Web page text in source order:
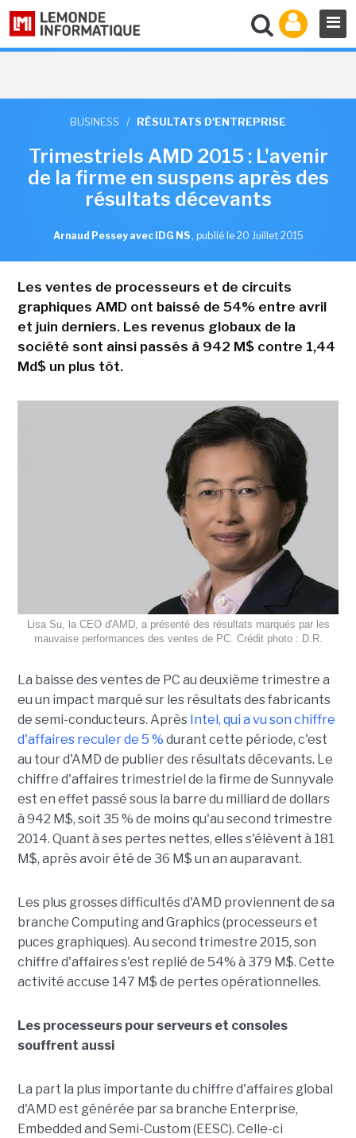
BUSINESS / RÉSULTATS D'ENTREPRISE
Trimestriels AMD 2015 : L'avenir
de la firme en suspens après des
résultats décevants
Arnaud Pessey avec IDG NS , publié le 20 Juillet 2015
Les ventes de processeurs et de circuits
graphiques AMD ont baissé de 54% entre avril
et juin derniers. Les revenus globaux de la
société sont ainsi passés à 942 M$ contre 1,44
Md$ un plus tôt.
Lisa Su, la CEO d'AMD, a présenté des résultats marqués par les
mauvaise performances des ventes de PC. Crédit photo : D.R.
La baisse des ventes de PC au deuxième trimestre a
eu un impact marqué sur les résultats des fabricants
de semi-conducteurs. Après Intel, qui a vu son chiffre
d'affaires reculer de 5 % durant cette période, c'est
au tour d'AMD de publier des résultats décevants. Le
chiffre d'affaires trimestriel de la firme de Sunnyvale
est en effet passé sous la barre du milliard de dollars
à 942 M$, soit 35 % de moins qu'au second trimestre
2014. Quant à ses pertes nettes, elles s'élèvent à 181
M$, après avoir été de 36 M$ un an auparavant.
Les plus grosses difficultés d'AMD proviennent de sa
branche Computing and Graphics (processeurs et
puces graphiques). Au second trimestre 2015, son
chiffre d'affaires s'est replié de 54% à 379 M$. Cette
activité accuse 147 M$ de pertes opérationnelles.
Les processeurs pour serveurs et consoles
souffrent aussi
La part la plus importante du chiffre d'affaires global
d'AMD est générée par sa branche Enterprise,
Embedded and Semi-Custom (EESC). Celle-ci